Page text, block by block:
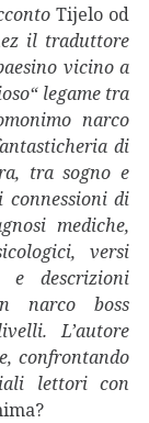
Tijelo od
il traduttore
vicino a
legame tra
narco
di
tra sogno e
di
mediche,
versi
e descrizioni
narco boss
L’autore
confrontando
lettori con